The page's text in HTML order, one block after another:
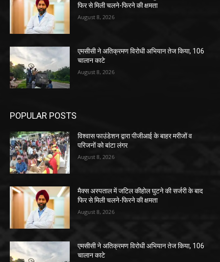
फिर से मिली चलने-फिरने की क्षमता
August 8, 2026
एमसीसी ने अतिक्रमण विरोधी अभियान तेज किया, 106
चालान काटे
August 8, 2026
POPULAR POSTS
विश्वास फाउंडेशन द्वारा पीजीआई के बाहर मरीजों व
परिजनों को बांटा लंगर
August 8, 2026
मैक्स अस्पताल में जटिल कीहोल घुटने की सर्जरी के बाद
फिर से मिली चलने-फिरने की क्षमता
August 8, 2026
एमसीसी ने अतिक्रमण विरोधी अभियान तेज किया, 106
चालान काटे